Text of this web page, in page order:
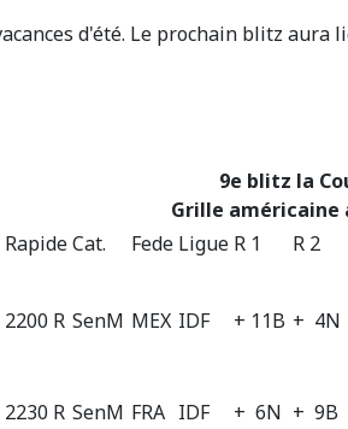
d'été. Le prochain blitz aura
9e blitz la
Grille américaine
Rapide Cat. Fede Ligue R 1 R 2
2200 R SenM MEX IDF + 11B + 4N
2230 R SenM FRA IDF + 6N + 9B